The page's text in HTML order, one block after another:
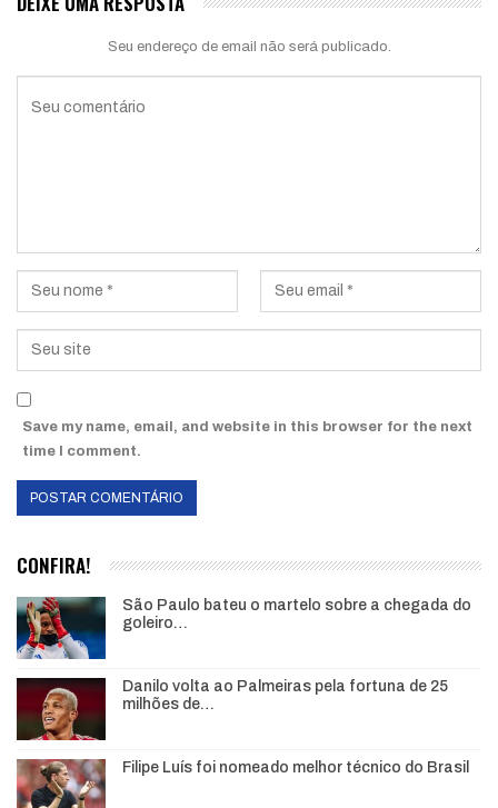
Seu endereço de email não será publicado.
Save my name, email, and website in this browser for the next
time I comment.
CONFIRA!
São Paulo bateu o martelo sobre a chegada do
goleiro…
Danilo volta ao Palmeiras pela fortuna de 25
milhões de…
Filipe Luís foi nomeado melhor técnico do Brasil